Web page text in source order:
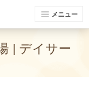
メニュー
| デイサー